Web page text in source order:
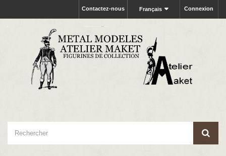
Connexion
Français
Contactez-nous